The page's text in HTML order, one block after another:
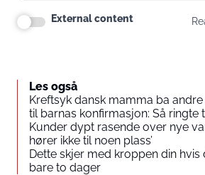
External content
Les også
Kreftsyk dansk mamma ba
til barnas konfirmasjon: Så ringte
Kunder dypt rasende over nye
hører ikke til noen plass’
Dette skjer med kroppen din hvis
bare to dager